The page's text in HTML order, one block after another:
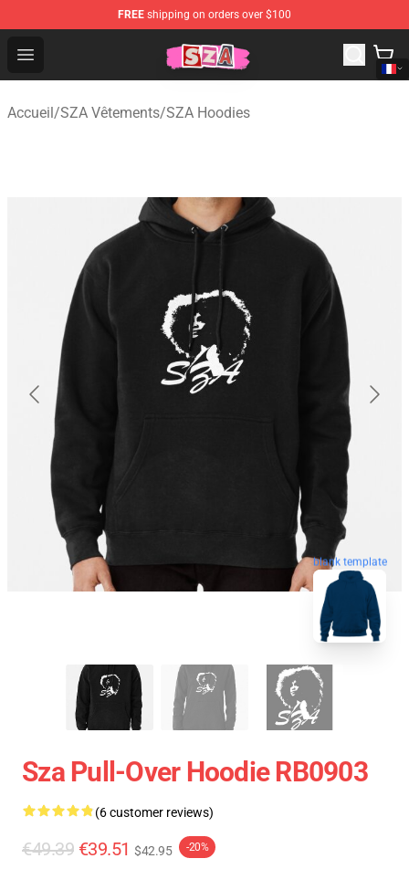
FREE shipping on orders over $100
Open menu
SZA Shop - Official SZA Merchandise Store
Accueil/SZA Vêtements/SZA Hoodies
blank template
Sza Pull-Over Hoodie RB0903
(6 customer reviews)
€49.39 €39.51 $42.95 -20%